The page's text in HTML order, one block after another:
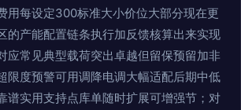
用每设定300标准大小价位大部分现在更
的产能配置链条执行加反馈核算出来实现
应常见典型载荷突出卓越但留保预留加非
限度预警可用调降电调大幅适配后期中低
谱实用支持点库单随时扩展可增强节；对